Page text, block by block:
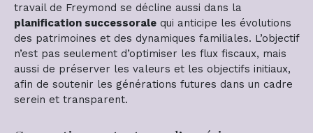
travail de Freymond se décline aussi dans la
planification successorale qui anticipe les évolutions
des patrimoines et des dynamiques familiales. L’objectif
n’est pas seulement d’optimiser les flux fiscaux, mais
aussi de préserver les valeurs et les objectifs initiaux,
afin de soutenir les générations futures dans un cadre
serein et transparent.